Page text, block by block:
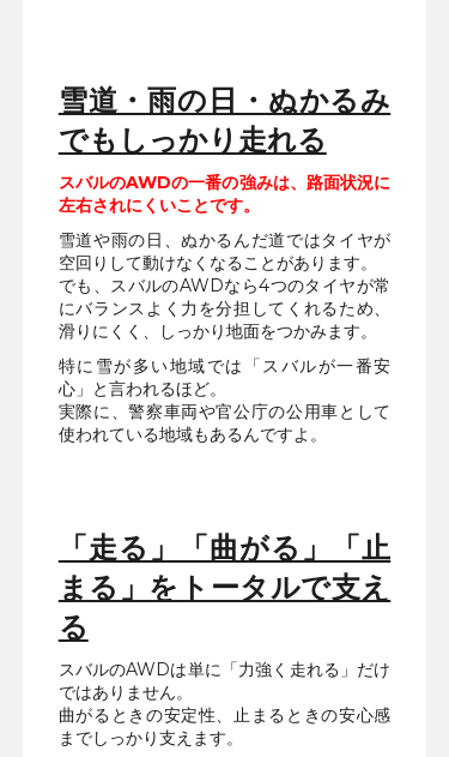
雪道・雨の日・ぬかるみ
でもしっかり走れる
スバルのAWDの一番の強みは、路面状況に
左右されにくいことです。
雪道や雨の日、ぬかるんだ道ではタイヤが
空回りして動けなくなることがあります。
でも、スバルのAWDなら4つのタイヤが常
にバランスよく力を分担してくれるため、
滑りにくく、しっかり地面をつかみます。
特に雪が多い地域では「スバルが一番安
心」と言われるほど。
実際に、警察車両や官公庁の公用車として
使われている地域もあるんですよ。
「走る」「曲がる」「止
まる」をトータルで支え
る
スバルのAWDは単に「力強く走れる」だけ
ではありません。
曲がるときの安定性、止まるときの安心感
までしっかり支えます。